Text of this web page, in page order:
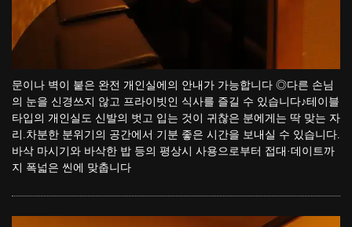
문이나 벽이 붙은 완전 개인실에의 안내가 가능합니다 ◎다른 손님
의 눈을 신경쓰지 않고 프라이빗인 식사를 즐길 수 있습니다♪테이블
타입의 개인실도 신발의 벗고 입는 것이 귀찮은 분에게는 딱 맞는 자
리.차분한 분위기의 공간에서 기분 좋은 시간을 보내실 수 있습니다.
바삭 마시기와 바삭한 밥 등의 평상시 사용으로부터 접대·데이트까
지 폭넓은 씬에 맞춥니다